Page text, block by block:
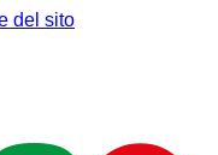
del sito